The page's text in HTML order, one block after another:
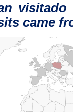
came